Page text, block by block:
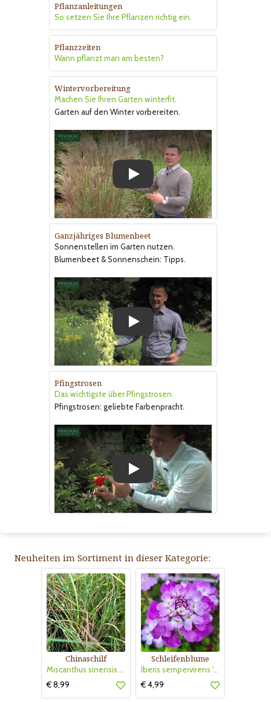
Pflanzanleitungen
So setzen Sie Ihre Pflanzen richtig ein.
Pflanzzeiten
Wann pflanzt man am besten?
Wintervorbereitung
Machen Sie Ihren Garten winterfit.
Garten auf den Winter vorbereiten.
Ganzjähriges Blumenbeet
Sonnenstellen im Garten nutzen.
Blumenbeet & Sonnenschein: Tipps.
Pfingstrosen
Das wichtigste über Pfingstrosen.
Pfingstrosen: geliebte Farbenpracht.
Neuheiten im Sortiment in dieser Kategorie:
Chinaschilf
Miscanthus sinensis 'Strictus Dwarf'
€ 8,99
Schleifenblume
Iberis sempervirens 'Absolutely Amethyst'
€ 4,99